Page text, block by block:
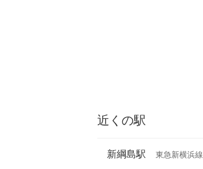
近くの駅
新綱島駅 東急新横浜線